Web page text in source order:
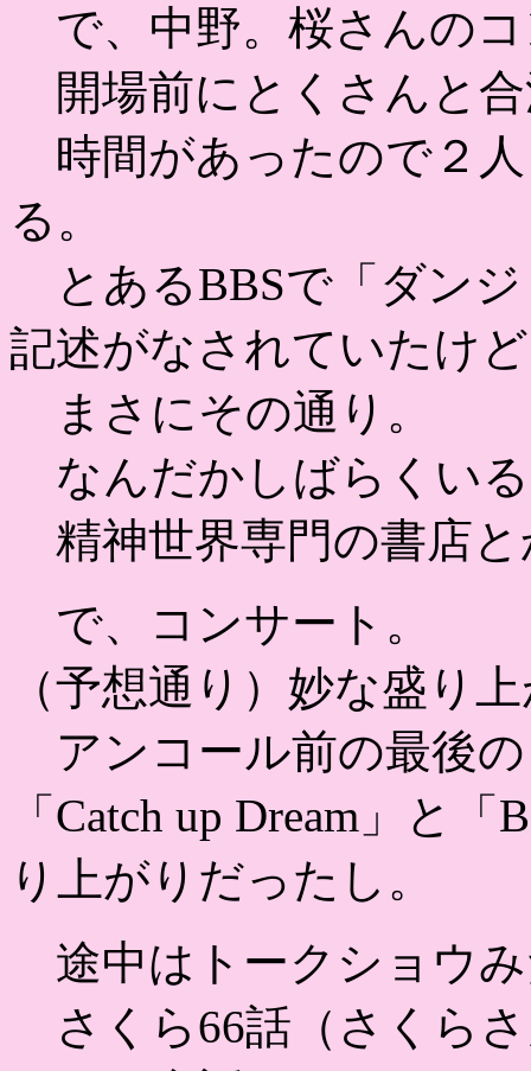
で、中野。桜さんの
開場前にとくさんと
時間があったので２
る。
とあるBBSで「ダン
記述がなされていたけ
まさにその通り。
なんだかしばらくい
精神世界専門の書店
で、コンサート。
（予想通り）妙な盛り
アンコール前の最後
「Catch up Dream」と
り上がりだったし。
途中はトークショウ
さくら66話（さくら